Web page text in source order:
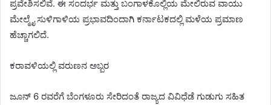
ಪ್ರವೇಶಿಸಲಿವೆ. ಈ ಸಂದರ್ಭ ಮತ್ತು ಬಂಗಾಳಕೊಲ್ಲಿಯ ಮೇಲಿರುವ ವಾಯು
ಮೇಲ್ಮೈ ಸುಳಿಗಾಳಿಯ ಪ್ರಭಾವದಿಂದಾಗಿ ಕರ್ನಾಟಕದಲ್ಲಿ ಮಳೆಯ ಪ್ರಮಾಣ
ಹೆಚ್ಚಾಗಲಿದೆ.
ಕರಾವಳಿಯಲ್ಲಿ ವರುಣನ ಅಬ್ಬರ
ಜೂನ್ 6 ರವರೆಗೆ ಬೆಂಗಳೂರು ಸೇರಿದಂತೆ ರಾಜ್ಯದ ವಿವಿಧೆಡೆ ಗುಡುಗು ಸಹಿತ